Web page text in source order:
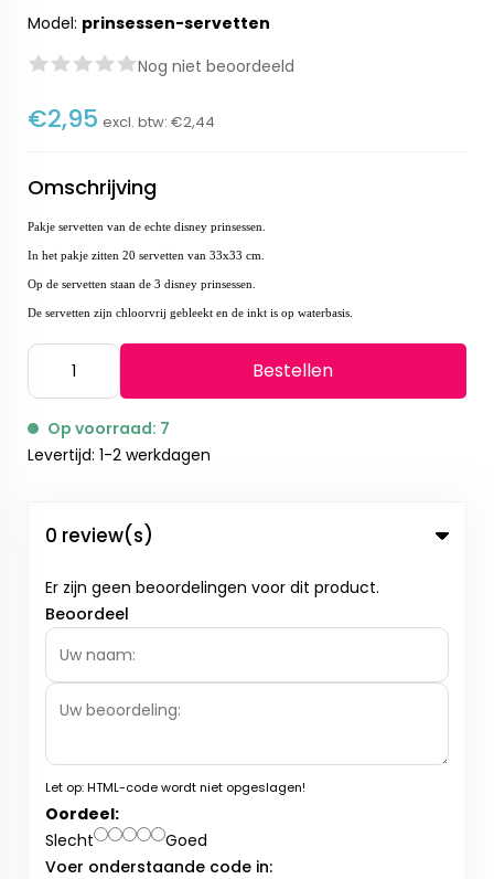
Model: prinsessen-servetten
Nog niet beoordeeld
€2,95 excl. btw: €2,44
Omschrijving
Pakje servetten van de echte disney prinsessen.
In het pakje zitten 20 servetten van 33x33 cm.
Op de servetten staan de 3 disney prinsessen.
De servetten zijn chloorvrij gebleekt en de inkt is op waterbasis.
Bestellen
Op voorraad: 7
Levertijd: 1-2 werkdagen
0 review(s)
Er zijn geen beoordelingen voor dit product.
Beoordeel
Let op:HTML-code wordt niet opgeslagen!
Oordeel:
Slecht
Goed
Voer onderstaande code in: